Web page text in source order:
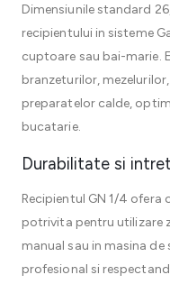
Dimensiunile standard
recipientului in sisteme
cuptoare sau bai-marie.
branzeturilor,
preparatelor calde,
bucatarie.
Durabilitate si
Recipientul GN 1/4
potrivita pentru utilizare
manual sau in masina
profesional si